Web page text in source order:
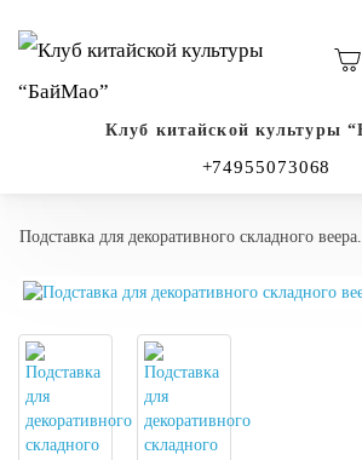
Клуб китайской культуры
+74955073068
Подставка для декоративного складного веера.